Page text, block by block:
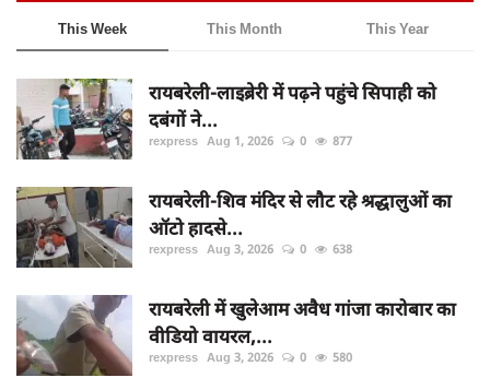
This Week This Month This Year
रायबरेली-लाइब्रेरी में पढ़ने पहुंचे सिपाही को
दबंगों ने...
rexpress Aug 1, 2026 0 877
रायबरेली-शिव मंदिर से लौट रहे श्रद्धालुओं का
ऑटो हादसे...
rexpress Aug 3, 2026 0 638
रायबरेली में खुलेआम अवैध गांजा कारोबार का
वीडियो वायरल,...
rexpress Aug 3, 2026 0 580